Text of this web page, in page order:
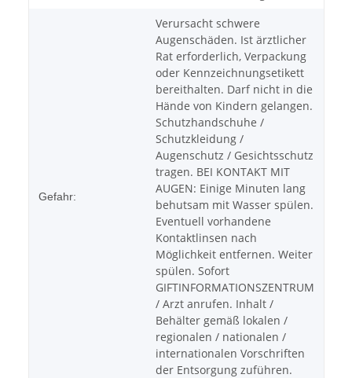
Gefahr:
Verursacht schwere
Augenschäden. Ist ärztlicher
Rat erforderlich, Verpackung
oder Kennzeichnungsetikett
bereithalten. Darf nicht in die
Hände von Kindern gelangen.
Schutzhandschuhe /
Schutzkleidung /
Augenschutz / Gesichtsschutz
tragen. BEI KONTAKT MIT
AUGEN: Einige Minuten lang
behutsam mit Wasser spülen.
Eventuell vorhandene
Kontaktlinsen nach
Möglichkeit entfernen. Weiter
spülen. Sofort
GIFTINFORMATIONSZENTRUM
/ Arzt anrufen. Inhalt /
Behälter gemäß lokalen /
regionalen / nationalen /
internationalen Vorschriften
der Entsorgung zuführen.